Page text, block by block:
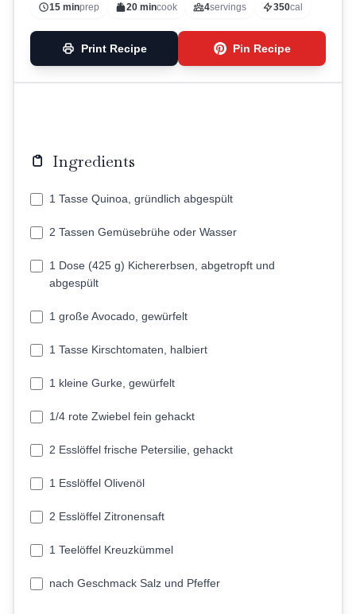
15 minprep 20 mincook 4servings 350cal
Print Recipe Pin Recipe
Ingredients
1 Tasse Quinoa, gründlich abgespült
2 Tassen Gemüsebrühe oder Wasser
1 Dose (425 g) Kichererbsen, abgetropft und
abgespült
1 große Avocado, gewürfelt
1 Tasse Kirschtomaten, halbiert
1 kleine Gurke, gewürfelt
1/4 rote Zwiebel fein gehackt
2 Esslöffel frische Petersilie, gehackt
1 Esslöffel Olivenöl
2 Esslöffel Zitronensaft
1 Teelöffel Kreuzkümmel
nach Geschmack Salz und Pfeffer